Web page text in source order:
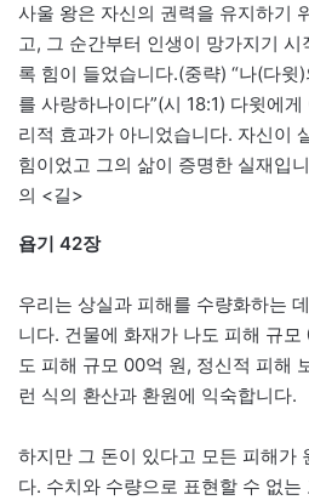
사울 왕은 자신의 권력을 유지하기
고, 그 순간부터 인생이 망가지기
록 힘이 들었습니다.(중략) “나(다
를 사랑하나이다”(시 18:1) 다윗에
리적 효과가 아니었습니다. 자신이
힘이었고 그의 삶이 증명한 실재입
의 <길>
욥기 42장
우리는 상실과 피해를 수량화하는
니다. 건물에 화재가 나도 피해 규
도 피해 규모 00억 원, 정신적 피해
런 식의 환산과 환원에 익숙합니다.
하지만 그 돈이 있다고 모든 피해가
다. 수치와 수량으로 표현할 수 없